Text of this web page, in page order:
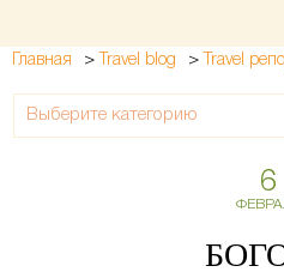
Главная > Travel blog > Travel
Выберите категорию
6